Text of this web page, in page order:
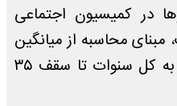
در کمیسیون اجتماعی
محاسبه از میانگین
دو سال آخر بیمه‌پردازی را به کل سنوات تا سقف ۳۵